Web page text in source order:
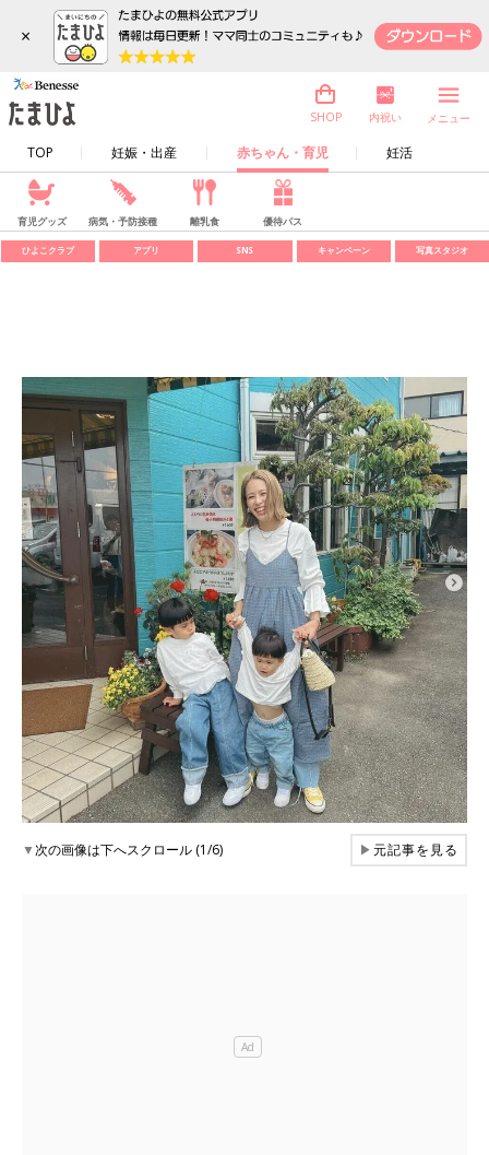
×
TOP 妊娠・出産 赤ちゃん・育児 妊活
SHOP 内祝い メニュー
育児グッズ 病気・予防接種 離乳食 優待パス
ひよこクラブ アプリ SNS キャンペーン 写真スタジオ
▼次の画像は下へスクロール (1/6) ▶元記事を見る